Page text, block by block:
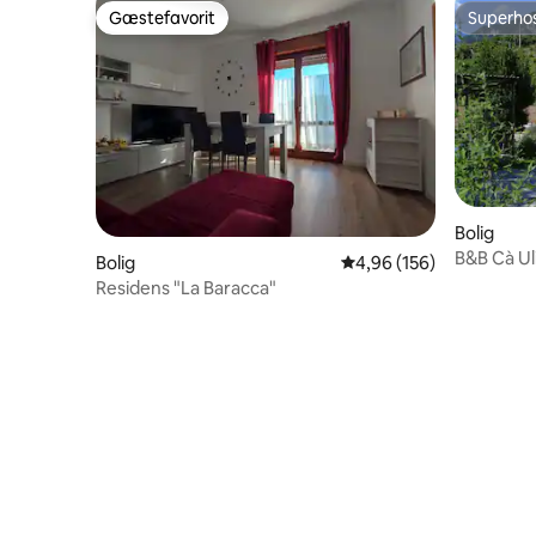
Gæstefavorit
Gæstefavorit
Bolig 4,96 ud af 5 i
4,96 (156)
Residens "La Baracca"
Bolig
B&B Cà